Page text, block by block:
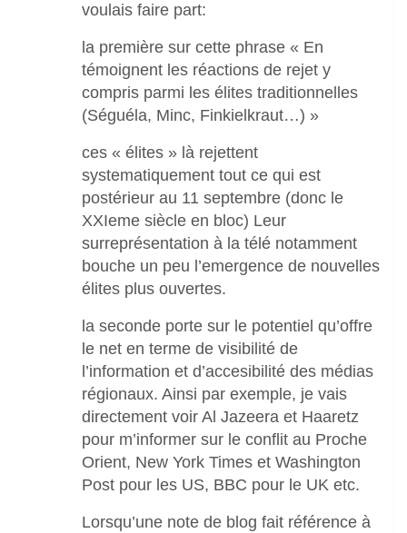
voulais faire part:
la première sur cette phrase « En
témoignent les réactions de rejet y
compris parmi les élites traditionnelles
(Séguéla, Minc, Finkielkraut…) »
ces « élites » là rejettent
systematiquement tout ce qui est
postérieur au 11 septembre (donc le
XXIeme siècle en bloc) Leur
surreprésentation à la télé notamment
bouche un peu l’emergence de nouvelles
élites plus ouvertes.
la seconde porte sur le potentiel qu’offre
le net en terme de visibilité de
l’information et d’accesibilité des médias
régionaux. Ainsi par exemple, je vais
directement voir Al Jazeera et Haaretz
pour m’informer sur le conflit au Proche
Orient, New York Times et Washington
Post pour les US, BBC pour le UK etc.
Lorsqu’une note de blog fait référence à